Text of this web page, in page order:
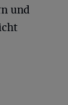
und